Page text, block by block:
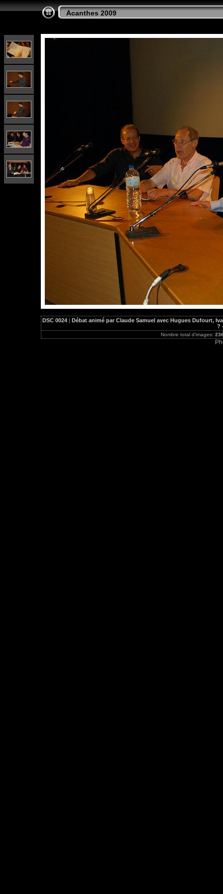
Acanthes 2009
DSC 0024 | Débat animé par Claude Samuel avec Hugues Dufourt,
?
Nombre total d'images: